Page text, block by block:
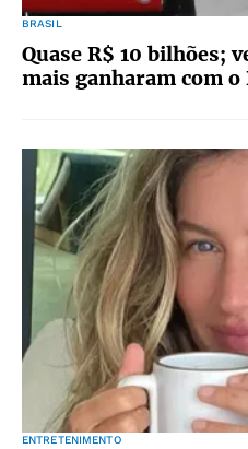
BRASIL
Quase R$ 10 bilhões;
mais ganharam com o
ENTRETENIMENTO